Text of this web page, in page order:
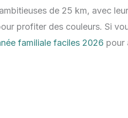
de 25 km, avec
profiter des couleurs. Si
familiale faciles 2026 pour